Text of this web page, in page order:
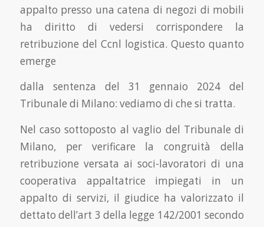
appalto presso una catena di negozi di mobili
ha diritto di vedersi corrispondere la
retribuzione del Ccnl logistica. Questo quanto
emerge
dalla sentenza del 31 gennaio 2024 del
Tribunale di Milano: vediamo di che si tratta.
Nel caso sottoposto al vaglio del Tribunale di
Milano, per verificare la congruità della
retribuzione versata ai soci-lavoratori di una
cooperativa appaltatrice impiegati in un
appalto di servizi, il giudice ha valorizzato il
dettato dell’art 3 della legge 142/2001 secondo